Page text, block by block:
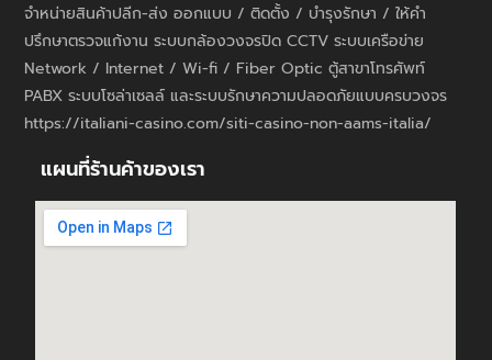
จำหน่ายสินค้าปลีก-ส่ง ออกแบบ / ติดตั้ง / บำรุงรักษา / ให้คำ
ปรึกษาตรวจแก้งาน ระบบกล้องวงจรปิด CCTV ระบบเครือข่าย
Network / Internet / Wi-fi / Fiber Optic ตู้สาขาโทรศัพท์
PABX ระบบโซล่าเซลล์ และระบบรักษาความปลอดภัยแบบครบวงจร
https://italiani-casino.com/siti-casino-non-aams-italia/
แผนที่ร้านค้าของเรา